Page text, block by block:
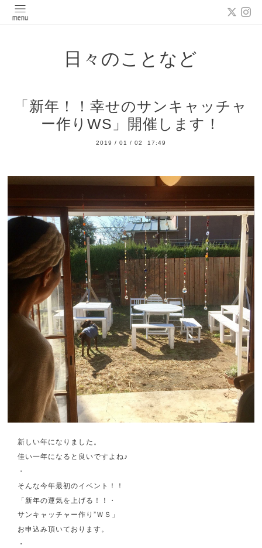
日々のことなど
「新年！！幸せのサンキャッチャ
ー作りWS」開催します！
2019 / 01 / 02 17:49
新しい年になりました。
佳い一年になると良いですよね♪
・
そんな今年最初のイベント！！
「新年の運気を上げる！！・
サンキャッチャー作り”ＷＳ」
お申込み頂いております。
・